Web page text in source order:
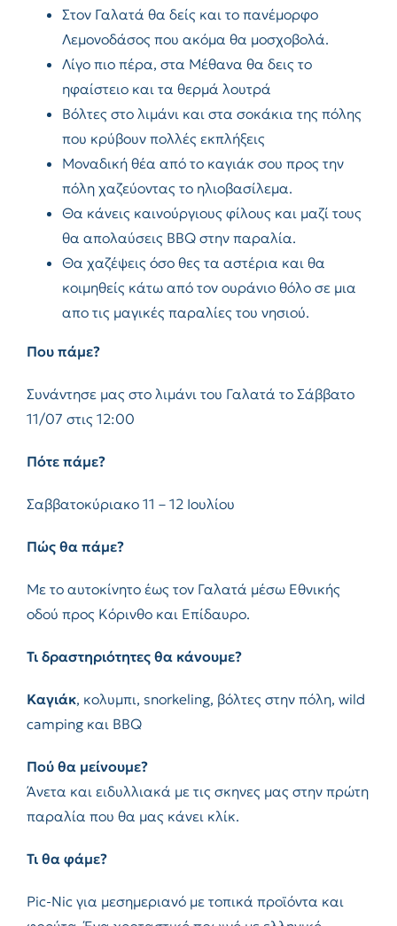
Στον Γαλατά θα δείς και το πανέμορφο
Λεμονοδάσος που ακόμα θα μοσχοβολά.
Λίγο πιο πέρα, στα Μέθανα θα δεις το
ηφαίστειο και τα θερμά λουτρά
Βόλτες στο λιμάνι και στα σοκάκια της πόλης
που κρύβουν πολλές εκπλήξεις
Μοναδική θέα από το καγιάκ σου προς την
πόλη χαζεύοντας το ηλιοβασίλεμα.
Θα κάνεις καινούργιους φίλους και μαζί τους
θα απολαύσεις BBQ στην παραλία.
Θα χαζέψεις όσο θες τα αστέρια και θα
κοιμηθείς κάτω από τον ουράνιο θόλο σε μια
απο τις μαγικές παραλίες του νησιού.
Που πάμε?
Συνάντησε μας στο λιμάνι του Γαλατά το Σάββατο
11/07 στις 12:00
Πότε πάμε?
Σαββατοκύριακο 11 – 12 Ιουλίου
Πώς θα πάμε?
Με το αυτοκίνητο έως τον Γαλατά μέσω Εθνικής
οδού προς Κόρινθο και Επίδαυρο.
Τι δραστηριότητες θα κάνουμε?
Καγιάκ, κολυμπι, snorkeling, βόλτες στην πόλη, wild
camping και BBQ
Πού θα μείνουμε?
Άνετα και ειδυλλιακά με τις σκηνες μας στην πρώτη
παραλία που θα μας κάνει κλίκ.
Τι θα φάμε?
Pic-Nic για μεσημεριανό με τοπικά προϊόντα και